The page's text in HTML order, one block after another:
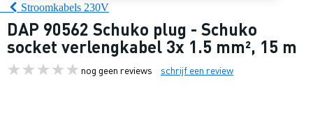
Stroomkabels 230V
DAP 90562 Schuko plug - Schuko
socket verlengkabel 3x 1.5 mm², 15 m
nog geen reviews schrijf een review